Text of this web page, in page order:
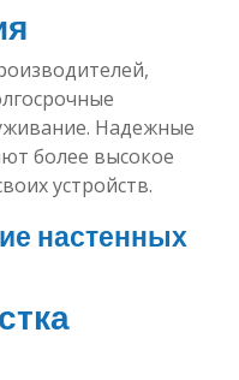
Надежные
более высокое
устройств.
настенных